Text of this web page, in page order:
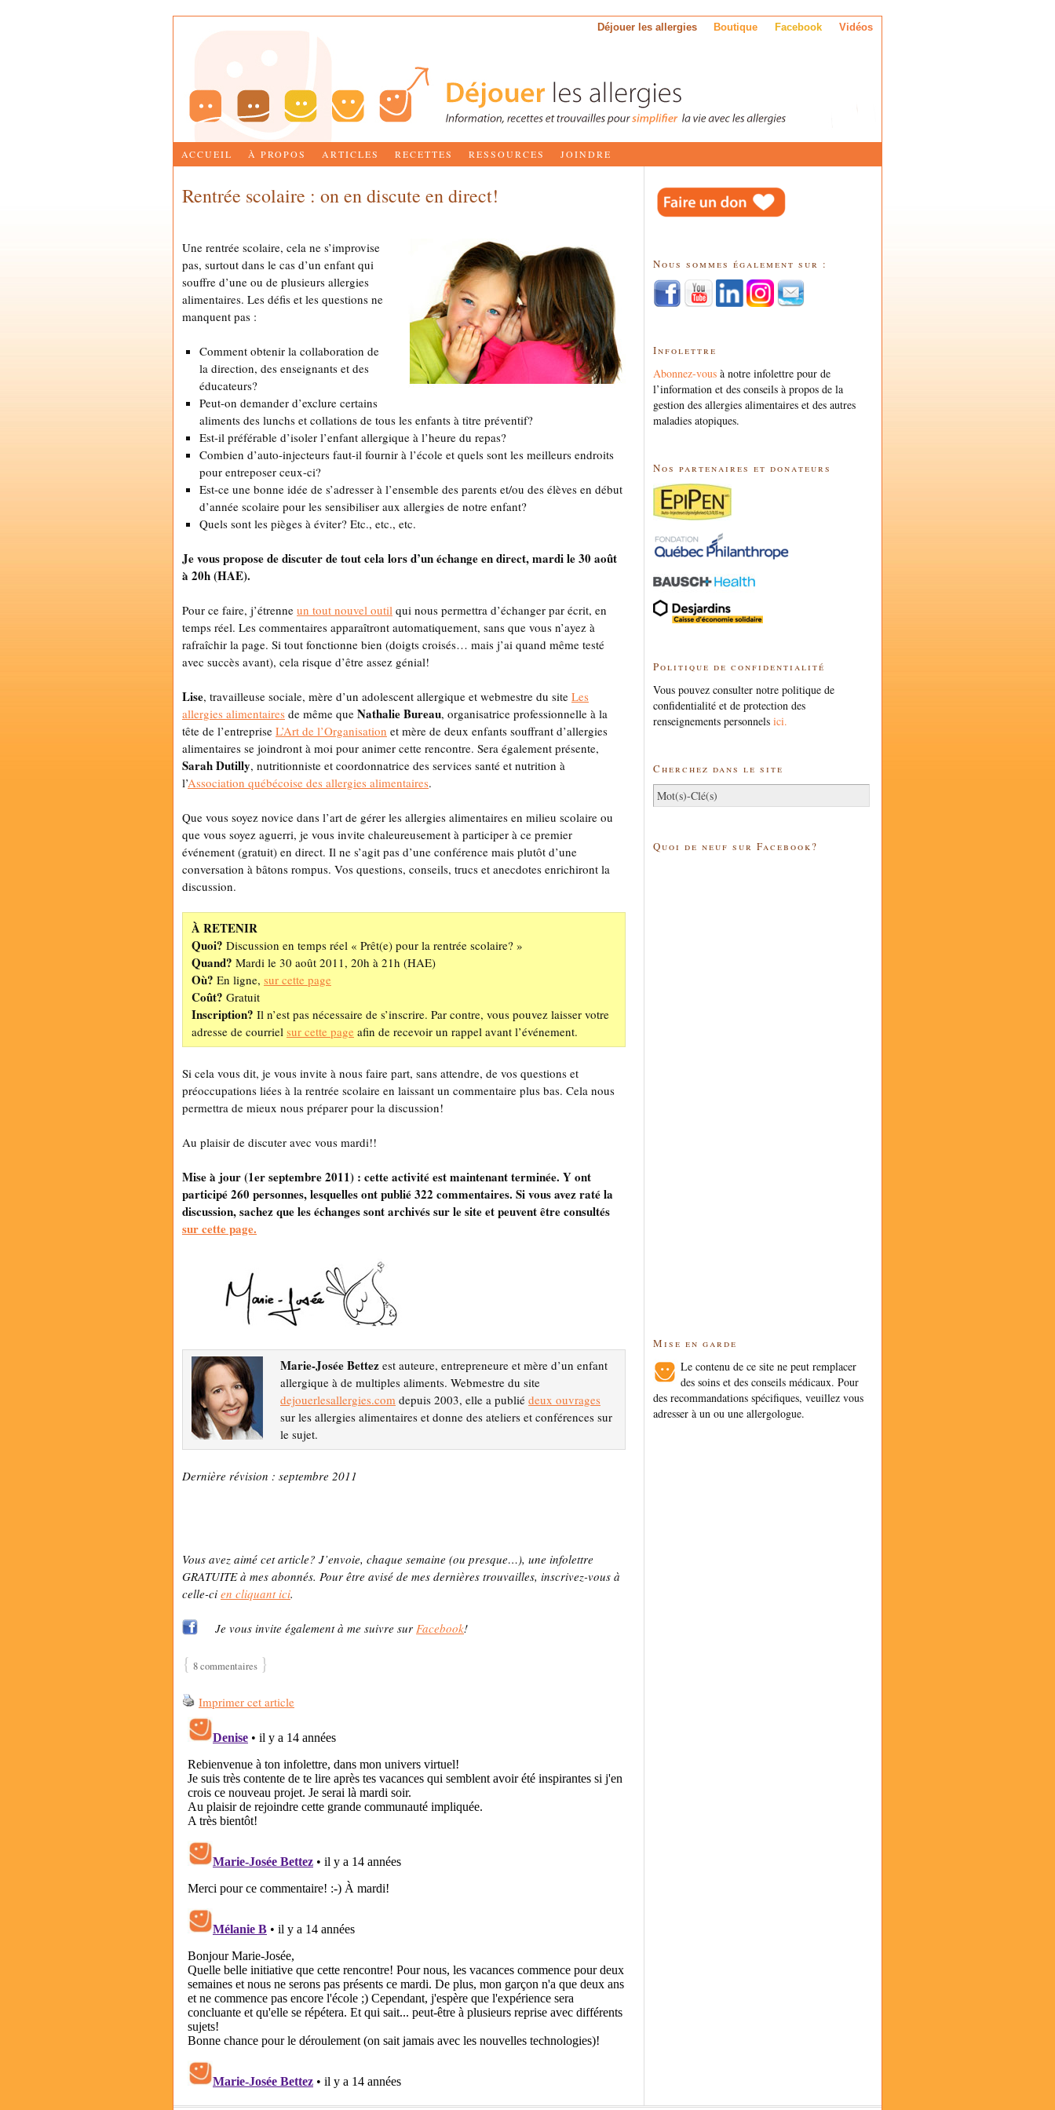
Déjouer les allergies Boutique Facebook Vidéos
ACCUEIL À PROPOS ARTICLES RECETTES RESSOURCES JOINDRE
Rentrée scolaire : on en discute en direct!
Une rentrée scolaire, cela ne s’improvise
pas, surtout dans le cas d’un enfant qui
souffre d’une ou de plusieurs allergies
alimentaires. Les défis et les questions ne
manquent pas :
Comment obtenir la collaboration de
la direction, des enseignants et des
éducateurs?
Peut-on demander d’exclure certains
aliments des lunchs et collations de tous les enfants à titre préventif?
Est-il préférable d’isoler l’enfant allergique à l’heure du repas?
Combien d’auto-injecteurs faut-il fournir à l’école et quels sont les meilleurs endroits
pour entreposer ceux-ci?
Est-ce une bonne idée de s’adresser à l’ensemble des parents et/ou des élèves en début
d’année scolaire pour les sensibiliser aux allergies de notre enfant?
Quels sont les pièges à éviter? Etc., etc., etc.
Je vous propose de discuter de tout cela lors d’un échange en direct, mardi le 30 août
à 20h (HAE).
Pour ce faire, j’étrenne un tout nouvel outil qui nous permettra d’échanger par écrit, en
temps réel. Les commentaires apparaîtront automatiquement, sans que vous n’ayez à
rafraîchir la page. Si tout fonctionne bien (doigts croisés… mais j’ai quand même testé
avec succès avant), cela risque d’être assez génial!
Lise, travailleuse sociale, mère d’un adolescent allergique et webmestre du site Les
allergies alimentaires de même que Nathalie Bureau, organisatrice professionnelle à la
tête de l’entreprise L’Art de l’Organisation et mère de deux enfants souffrant d’allergies
alimentaires se joindront à moi pour animer cette rencontre. Sera également présente,
Sarah Dutilly, nutritionniste et coordonnatrice des services santé et nutrition à
l’Association québécoise des allergies alimentaires.
Que vous soyez novice dans l’art de gérer les allergies alimentaires en milieu scolaire ou
que vous soyez aguerri, je vous invite chaleureusement à participer à ce premier
événement (gratuit) en direct. Il ne s’agit pas d’une conférence mais plutôt d’une
conversation à bâtons rompus. Vos questions, conseils, trucs et anecdotes enrichiront la
discussion.
À RETENIR
Quoi? Discussion en temps réel « Prêt(e) pour la rentrée scolaire? »
Quand? Mardi le 30 août 2011, 20h à 21h (HAE)
Où? En ligne, sur cette page
Coût? Gratuit
Inscription? Il n’est pas nécessaire de s’inscrire. Par contre, vous pouvez laisser votre
adresse de courriel sur cette page afin de recevoir un rappel avant l’événement.
Si cela vous dit, je vous invite à nous faire part, sans attendre, de vos questions et
préoccupations liées à la rentrée scolaire en laissant un commentaire plus bas. Cela nous
permettra de mieux nous préparer pour la discussion!
Au plaisir de discuter avec vous mardi!!
Mise à jour (1er septembre 2011) : cette activité est maintenant terminée. Y ont
participé 260 personnes, lesquelles ont publié 322 commentaires. Si vous avez raté la
discussion, sachez que les échanges sont archivés sur le site et peuvent être consultés
sur cette page.
Marie-Josée Bettezest auteure, entrepreneure et mère d’un enfant
allergique à de multiples aliments. Webmestre du site
dejouerlesallergies.com depuis 2003, elle a publié deux ouvrages
sur les allergies alimentaires et donne des ateliers et conférences sur
le sujet.
Dernière révision : septembre 2011
Vous avez aimé cet article? J’envoie, chaque semaine (ou presque…), une infolettre
GRATUITE à mes abonnés. Pour être avisé de mes dernières trouvailles, inscrivez-vous à
celle-ci en cliquant ici.
Je vous invite également à me suivre sur Facebook!
{ 8 commentaires }
Imprimer cet article
Nous sommes également sur :
Infolettre
Abonnez-vous à notre infolettre pour de
l’information et des conseils à propos de la
gestion des allergies alimentaires et des autres
maladies atopiques.
Nos partenaires et donateurs
Politique de confidentialité
Vous pouvez consulter notre politique de
confidentialité et de protection des
renseignements personnels ici.
Cherchez dans le site
Quoi de neuf sur Facebook?
Mise en garde
Le contenu de ce site ne peut remplacer
des soins et des conseils médicaux. Pour
des recommandations spécifiques, veuillez vous
adresser à un ou une allergologue.